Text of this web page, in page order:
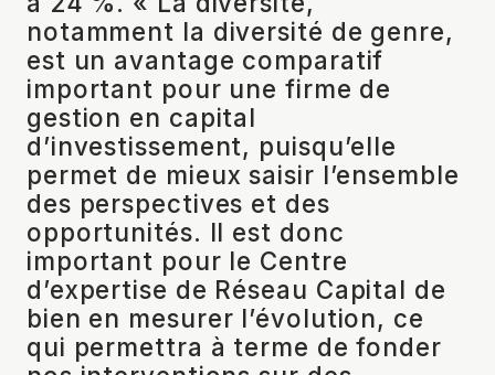
notamment la diversité de genre,
est un avantage comparatif
important pour une firme de
gestion en capital
d’investissement, puisqu’elle
permet de mieux saisir l’ensemble
des perspectives et des
opportunités. Il est donc
important pour le Centre
d’expertise de Réseau Capital de
bien en mesurer l’évolution, ce
qui permettra à terme de fonder